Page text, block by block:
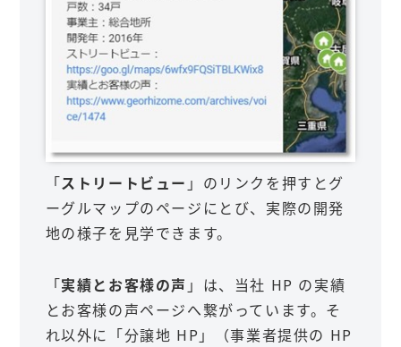
「ストリートビュー 」のリンクを押すとグ
ーグルマップのページにとび、実際の開発
地の様子を見学できます。
「実績とお客様の声 」は、当社 HP の実績
とお客様の声ページへ繋がっています。そ
れ以外に「分譲地 HP」（事業者提供の HP